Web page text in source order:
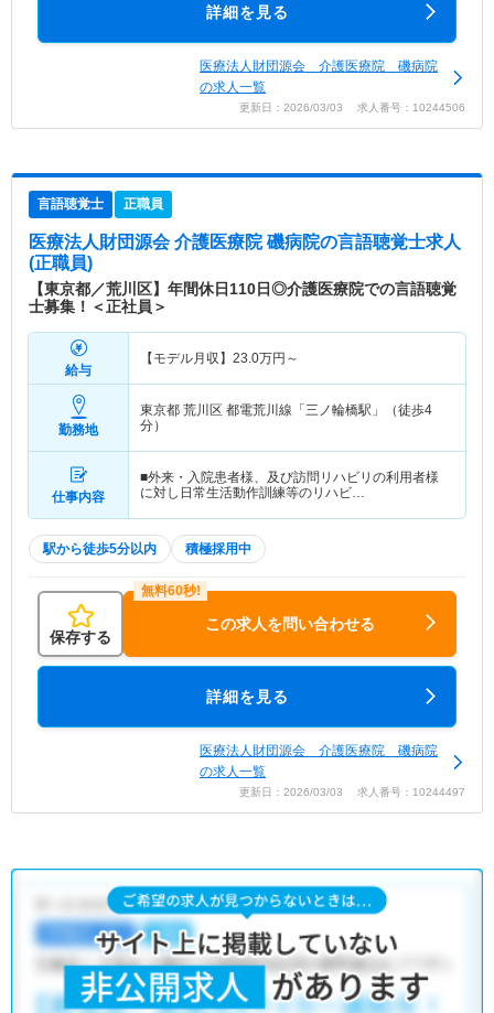
詳細を見る
医療法人財団源会 介護医療院 磯病院
の求人一覧
更新日：2026/03/03 求人番号：10244506
言語聴覚士 正職員
医療法人財団源会 介護医療院 磯病院の言語聴覚士求人
(正職員)
【東京都／荒川区】年間休日110日◎介護医療院での言語聴覚
士募集！＜正社員＞
給与
【モデル月収】 23.0万円～
勤務地
東京都 荒川区 都電荒川線「三ノ輪橋駅」（徒歩4
分）
仕事内容
■外来・入院患者様、及び訪問リハビリの利用者様
に対し日常生活動作訓練等のリハビ…
駅から徒歩5分以内 積極採用中
保存する
この求人を問い合わせる
詳細を見る
医療法人財団源会 介護医療院 磯病院
の求人一覧
更新日：2026/03/03 求人番号：10244497